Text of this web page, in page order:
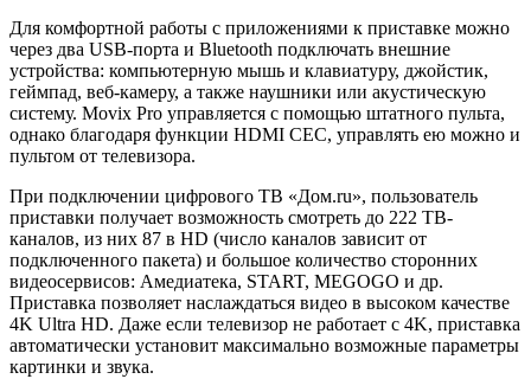
Для комфортной работы с приложениями к приставке можно
через два USB-порта и Bluetooth подключать внешние
устройства: компьютерную мышь и клавиатуру, джойстик,
геймпад, веб-камеру, а также наушники или акустическую
систему. Movix Pro управляется с помощью штатного пульта,
однако благодаря функции HDMI CEC, управлять ею можно и
пультом от телевизора.
При подключении цифрового ТВ «Дом.ru», пользователь
приставки получает возможность смотреть до 222 ТВ-
каналов, из них 87 в HD (число каналов зависит от
подключенного пакета) и большое количество сторонних
видеосервисов: Амедиатека, START, MEGOGO и др.
Приставка позволяет наслаждаться видео в высоком качестве
4K Ultra HD. Даже если телевизор не работает с 4K, приставка
автоматически установит максимально возможные параметры
картинки и звука.